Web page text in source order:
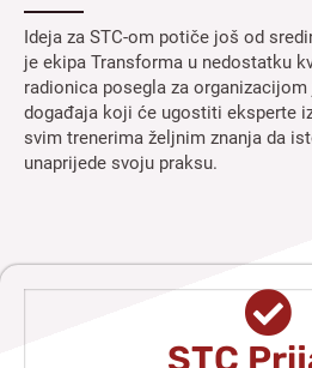
Ideja za STC-om potiče još od
je ekipa Transforma u nedostatku
radionica posegla za
događaja koji će ugostiti eksperte
svim trenerima željnim znanja da
unaprijede svoju praksu.
STC